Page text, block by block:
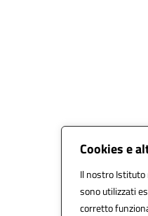
Cookies e
Il nostro
sono utilizzati
corretto